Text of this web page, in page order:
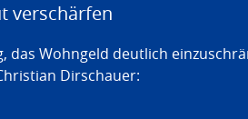
verschärfen
das Wohngeld deutlich
Dirschauer: